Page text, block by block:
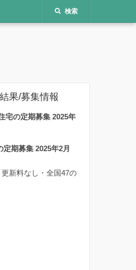
検索
果/募集情報
宅の定期募集 2025年
定期募集 2025年2月
新料なし・全国47の